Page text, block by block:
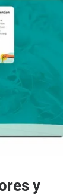
y